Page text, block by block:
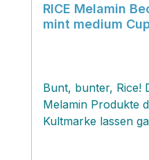
RICE Melamin
mint medium
Bunt, bunter, Rice!
Melamin Produkte
Kultmarke lassen